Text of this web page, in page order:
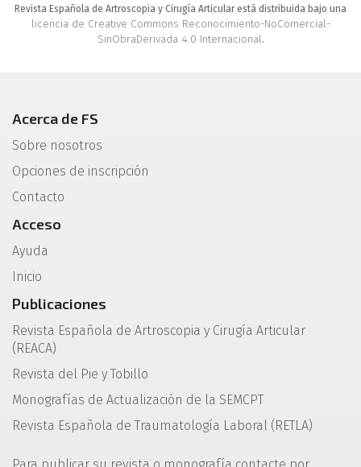
Revista Española de Artroscopia y Cirugía Articular está distribuida bajo una
licencia de Creative Commons Reconocimiento-NoComercial-
SinObraDerivada 4.0 Internacional.
Acerca de FS
Sobre nosotros
Opciones de inscripción
Contacto
Acceso
Ayuda
Inicio
Publicaciones
Revista Española de Artroscopia y Cirugía Articular
(REACA)
Revista del Pie y Tobillo
Monografías de Actualización de la SEMCPT
Revista Española de Traumatología Laboral (RETLA)